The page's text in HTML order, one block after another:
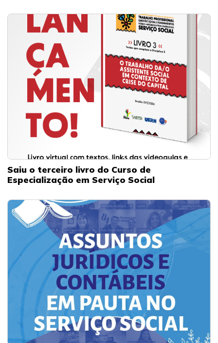
Saiu o terceiro livro do Curso de
Especialização em Serviço Social